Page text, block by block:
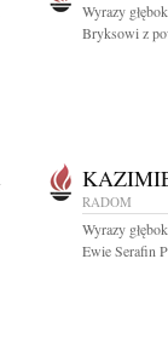
Wyrazy
Bryksowi z
RADOM
Wyrazy
Ewie Serafin